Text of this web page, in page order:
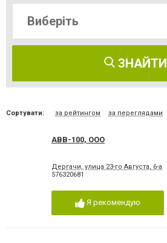
ЗНАЙТИ
Сортувати: за рейтингом за переглядами
АВВ-100, ООО
Дергачи, улица 23-го Августа, 6-а
576320681
Я рекомендую